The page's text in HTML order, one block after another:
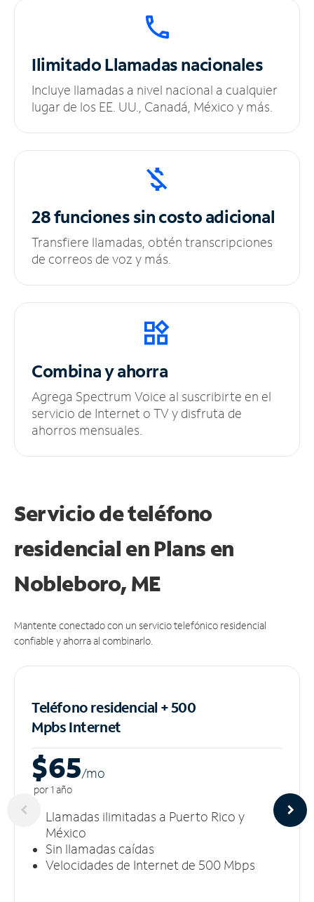
IlimitadoLlamadas nacionales
Incluye llamadas a nivel nacional a cualquier
lugar de los EE. UU., Canadá, México y más.
28 funciones sincosto adicional
Transfiere llamadas, obtén transcripciones
de correos de voz y más.
Combina y ahorra
Agrega Spectrum Voice al suscribirte en el
servicio de Internet o TV y disfruta de
ahorros mensuales.
Servicio de teléfono
residencial en Plans en
Nobleboro, ME
Mantente conectado con un servicio telefónico residencial
confiable y ahorra al combinarlo.
Teléfono residencial + 500
MpbsInternet
$65/mo
por 1 año
Llamadas ilimitadas a Puerto Rico y
México
Sin llamadas caídas
Velocidades de Internet de 500 Mbps